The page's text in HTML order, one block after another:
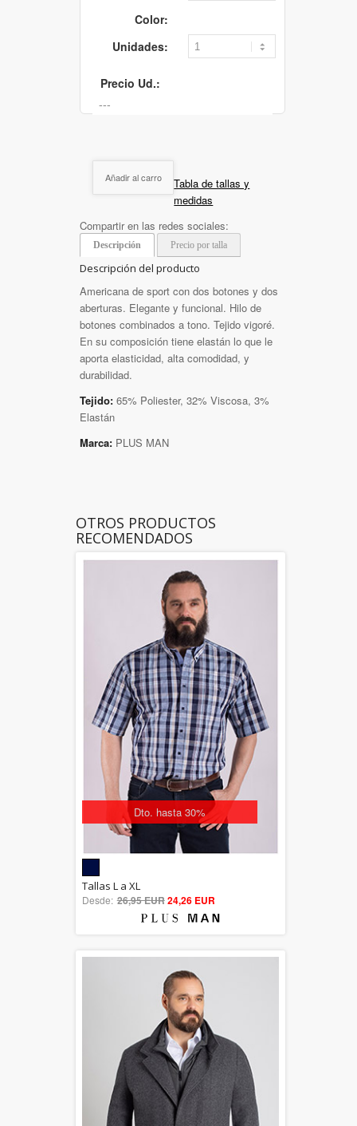
Color:
Unidades:
Precio Ud.:
Añadir al carro
Tabla de tallas y
medidas
Compartir en las redes sociales:
Descripción Precio por talla
Descripción del producto
Americana de sport con dos botones y dos
aberturas. Elegante y funcional. Hilo de
botones combinados a tono. Tejido vigoré.
En su composición tiene elastán lo que le
aporta elasticidad, alta comodidad, y
durabilidad.
Tejido: 65% Poliester, 32% Viscosa, 3%
Elastán
Marca: PLUS MAN
OTROS PRODUCTOS
RECOMENDADOS
Dto. hasta 30%
out of 5
Tallas L a XL
Desde: 26,95 EUR24,26 EUR